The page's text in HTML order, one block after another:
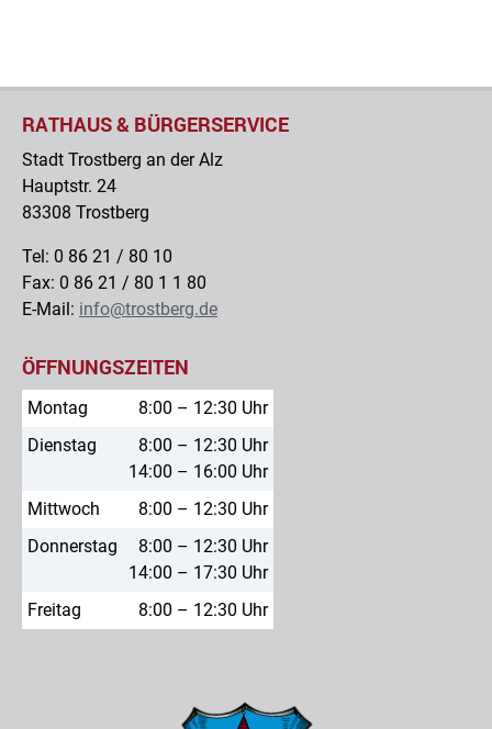
RATHAUS & BÜRGERSERVICE
Stadt Trostberg an der Alz
Hauptstr. 24
83308 Trostberg
Tel: 0 86 21 / 80 10
Fax: 0 86 21 / 80 1 1 80
E-Mail: info@trostberg.de
ÖFFNUNGSZEITEN
Montag
8:00 – 12:30 Uhr
Dienstag
8:00 – 12:30 Uhr
14:00 – 16:00 Uhr
Mittwoch
8:00 – 12:30 Uhr
Donnerstag
8:00 – 12:30 Uhr
14:00 – 17:30 Uhr
Freitag
8:00 – 12:30 Uhr